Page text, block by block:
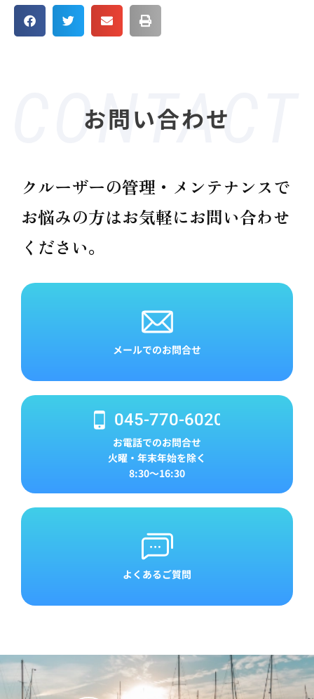
お問い合わせ
クルーザーの管理・メンテナンスで
お悩みの方はお気軽にお問い合わせ
ください。
メールでのお問合せ
045-770-6020
お電話でのお問合せ
火曜・年末年始を除く
8:30～16:30
よくあるご質問